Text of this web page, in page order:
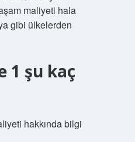
maliyeti hala
gibi ülkelerden
1 şu kaç
hakkında bilgi